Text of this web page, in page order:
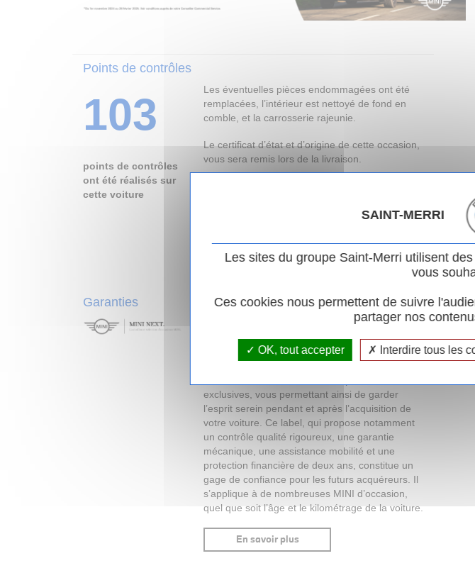
Points de contrôles
103
points de contrôles
ont été réalisés sur
cette voiture
Les éventuelles pièces endommagées ont été
remplacées, l’intérieur est nettoyé de fond en
comble, et la carrosserie rajeunie.
Le certificat d’état et d’origine de cette occasion,
vous sera remis lors de la livraison.
réalisés ainsi que les pièces remplacées sur ce
Garanties
, profitez des avantages
voiture d'occasion MINIcertifiée par le
réseau MINI.L’achat d’une voiture
exclusives, vous permettant ainsi de garder
l’esprit serein pendant et après l’acquisition de
votre voiture. Ce label, qui propose notamment
un contrôle qualité rigoureux, une garantie
mécanique, une assistance mobilité et une
protection financière de deux ans, constitue un
gage de confiance pour les futurs acquéreurs. Il
s’applique à de nombreuses MINI d’occasion,
quel que soit l’âge et le kilométrage de la voiture.
En savoir plus
SAINT-MERRI
Les sites du groupe Saint-Merri utilisent
vous
Ces cookies nous permettent de suivre
partager nos
OK, tout accepter Interdire tous les